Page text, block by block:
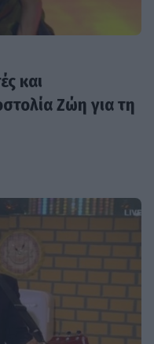
και
Ζώη για τη